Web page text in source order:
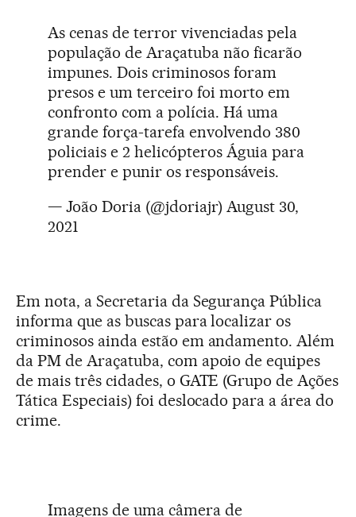
As cenas de terror vivenciadas pela
população de Araçatuba não ficarão
impunes. Dois criminosos foram
presos e um terceiro foi morto em
confronto com a polícia. Há uma
grande força-tarefa envolvendo 380
policiais e 2 helicópteros Águia para
prender e punir os responsáveis.
— João Doria (@jdoriajr) August 30,
2021
Em nota, a Secretaria da Segurança Pública
informa que as buscas para localizar os
criminosos ainda estão em andamento. Além
da PM de Araçatuba, com apoio de equipes
de mais três cidades, o GATE (Grupo de Ações
Tática Especiais) foi deslocado para a área do
crime.
Imagens de uma câmera de